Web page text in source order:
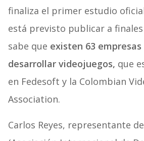
finaliza el primer estudio
está previsto publicar a finales
sabe que existen 63 empresas
desarrollar videojuegos, que
en Fedesoft y la Colombian
Association.
Carlos Reyes, representante de